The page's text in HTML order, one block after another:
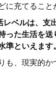
に充てること
ベルは、支
った生活を
準といえます。
も、現実的か